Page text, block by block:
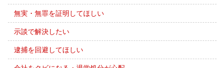
無実・無罪を証明してほしい
示談で解決したい
逮捕を回避してほしい